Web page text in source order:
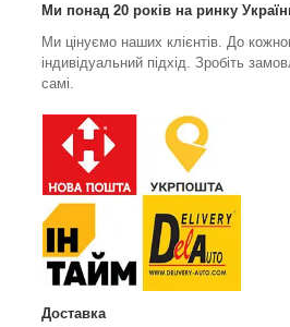
Ми понад 20 років на ринку
Ми цінуємо наших клієнтів. До
індивідуальний підхід. Зробіть
самі.
Доставка